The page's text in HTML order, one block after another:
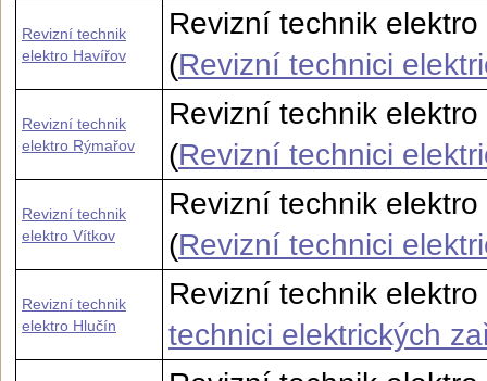
Revizní technik
elektro Havířov
Revizní technik
(Revizní technici
Revizní technik
elektro Rýmařov
Revizní technik
(Revizní technici
Revizní technik
elektro Vítkov
Revizní technik
(Revizní technici
Revizní technik
elektro Hlučín
Revizní technik
technici elektrických